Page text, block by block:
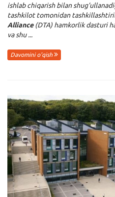
ishlab chiqarish bilan
tashkilot tomonidan
Alliance(DTA) hamkorlik dasturi
va shu ...
Davomini o'qish